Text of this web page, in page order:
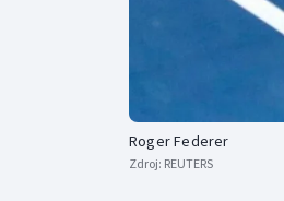
Roger Federer
Zdroj: REUTERS